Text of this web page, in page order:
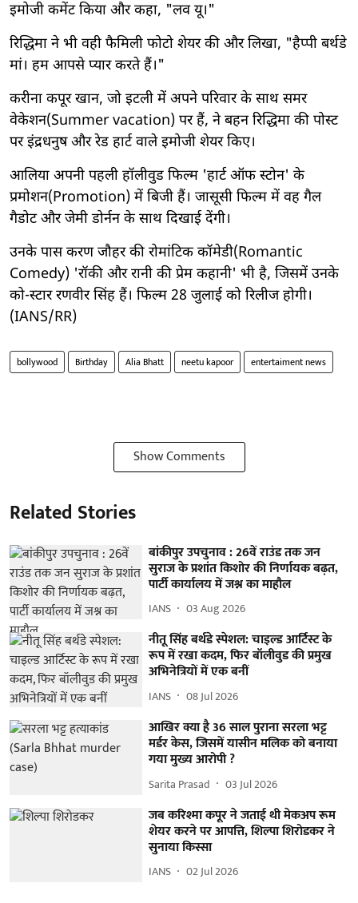
इमोजी कमेंट किया और कहा, "लव यू।"
रिद्धिमा ने भी वही फैमिली फोटो शेयर की और लिखा, "हैप्पी बर्थडे
मां। हम आपसे प्यार करते हैं।"
करीना कपूर खान, जो इटली में अपने परिवार के साथ समर
वेकेशन(Summer vacation) पर हैं, ने बहन रिद्धिमा की पोस्ट
पर इंद्रधनुष और रेड हार्ट वाले इमोजी शेयर किए।
आलिया अपनी पहली हॉलीवुड फिल्म 'हार्ट ऑफ स्टोन' के
प्रमोशन(Promotion) में बिजी हैं। जासूसी फिल्म में वह गैल
गैडोट और जेमी डोर्नन के साथ दिखाई देंगी।
उनके पास करण जौहर की रोमांटिक कॉमेडी(Romantic
Comedy) 'रॉकी और रानी की प्रेम कहानी' भी है, जिसमें उनके
को-स्टार रणवीर सिंह हैं। फिल्‍म 28 जुलाई को रिलीज होगी।
(IANS/RR)
bollywood Birthday Alia Bhatt neetu kapoor entertaiment news
Show Comments
Related Stories
बांकीपुर उपचुनाव : 26वें राउंड तक जन
सुराज के प्रशांत किशोर की निर्णायक बढ़त,
पार्टी कार्यालय में जश्न का माहौल
IANS 03 Aug 2026
नीतू सिंह बर्थडे स्पेशल: चाइल्ड आर्टिस्ट के
रूप में रखा कदम, फिर बॉलीवुड की प्रमुख
अभिनेत्रियों में एक बनीं
IANS 08 Jul 2026
आखिर क्या है 36 साल पुराना सरला भट्ट
मर्डर केस, जिसमें यासीन मलिक को बनाया
गया मुख्य आरोपी ?
Sarita Prasad 03 Jul 2026
जब करिश्मा कपूर ने जताई थी मेकअप रूम
शेयर करने पर आपत्ति, शिल्पा शिरोडकर ने
सुनाया किस्सा
IANS 02 Jul 2026